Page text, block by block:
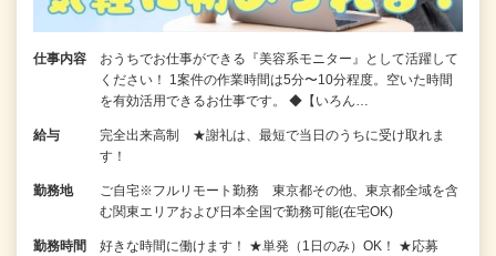
仕事内容
おうちでお仕事ができる『美容系モニター』として活躍して
ください！ 1案件の作業時間は5分〜10分程度。空いた時間
を有効活用できるお仕事です。 ◆【いろん…
給与
完全出来高制 ★謝礼は、最短で当日のうちに受け取れま
す！
勤務地
ご自宅※フルリモート勤務 東京都その他、東京都全域を含
む関東エリアおよび日本全国で勤務可能(在宅OK)
勤務時間
好きな時間に働けます！ ★単発（1日のみ）OK！ ★応募